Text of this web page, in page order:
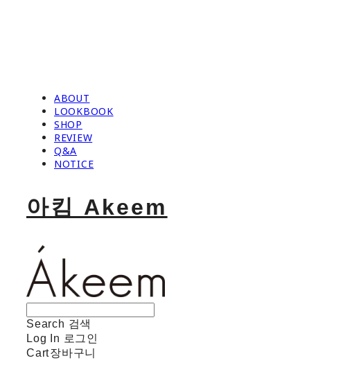
ABOUT
LOOKBOOK
SHOP
REVIEW
Q&A
NOTICE
아킴 Akeem
Search 검색
Log In 로그인
Cart장바구니